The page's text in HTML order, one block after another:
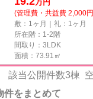
万円
(管理費・共益費 2,000
敷：1ヶ月｜礼：1ヶ月
所在階：1-2階
間取り：3LDK
面積：73.91㎡
該当公開件数3棟
件をまとめて